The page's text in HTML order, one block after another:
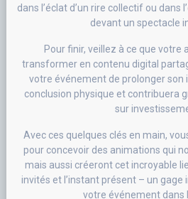
dans l’éclat d’un rire collectif ou
devant un spectacle
Pour finir, veillez à ce que votre
transformer en contenu digital
votre événement de prolonger son
conclusion physique et contribuera
sur
Avec ces quelques clés en main,
pour concevoir des animations qui
mais aussi créeront cet incroyable
invités et l’instant présent – un gage
votre événement dans